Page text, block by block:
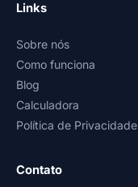
Links
Sobre nós
Como funciona
Blog
Calculadora
Política de Privacidade
Contato